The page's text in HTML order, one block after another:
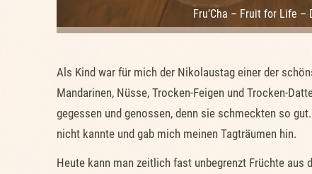
Fru’Cha – Fruit for Life –
Als Kind war für mich der Nikolaustag einer der
Mandarinen, Nüsse, Trocken-Feigen und Trocken-
gegessen und genossen, denn sie schmeckten so
nicht kannte und gab mich meinen Tagträumen hin.
Heute kann man zeitlich fast unbegrenzt Früchte aus